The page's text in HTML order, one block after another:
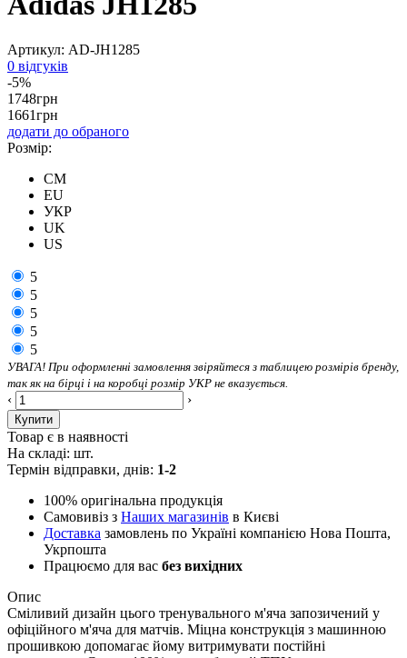
Артикул: AD-JH1285
0 відгуків
-5%
1748грн
1661грн
додати до обраного
Розмір:
CM
EU
УКР
UK
US
5
5
5
5
5
УВАГА! При оформленні замовлення звіряйтеся з таблицею розмірів бренду,
так як на бірці і на коробці розмір УКР не вказується.
‹ ›
Купити
Товар є в наявності
На складі: шт.
Термін відправки, днів: 1-2
100% оригінальна продукція
Самовивіз з Наших магазинів в Києві
Доставка замовлень по Україні компанією Нова Пошта,
Укрпошта
Працюємо для вас без вихідних
Опис
Сміливий дизайн цього тренувального м'яча запозичений у
офіційного м'яча для матчів. Міцна конструкція з машинною
прошивкою допомагає йому витримувати постійні